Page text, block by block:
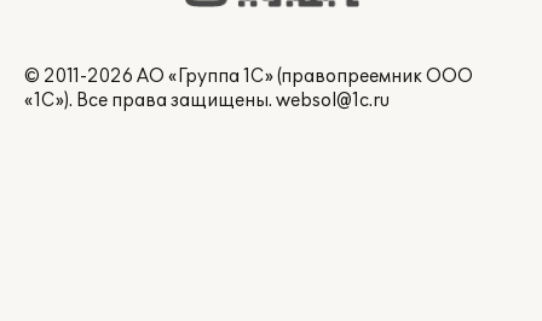
© 2011-2026 АО «Группа 1С» (правопреемник ООО
«1С»). Все права защищены. websol@1c.ru